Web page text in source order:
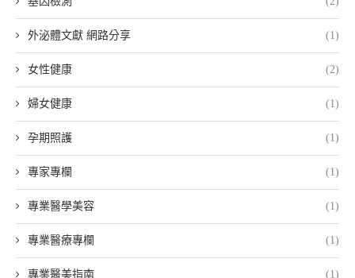
外泌體文獻 網路分享 (1)
女性健康 (2)
婦女健康 (1)
孕期照護 (1)
專家專欄 (1)
專業醫學美容 (1)
專業醫療專欄 (1)
專業醫美指南 (1)